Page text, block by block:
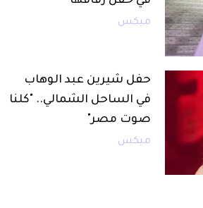
ميكس
حفل شيرين عبد الوهاب
في الساحل الشمالي.. "كلنا
صوت مصر"
ميكس